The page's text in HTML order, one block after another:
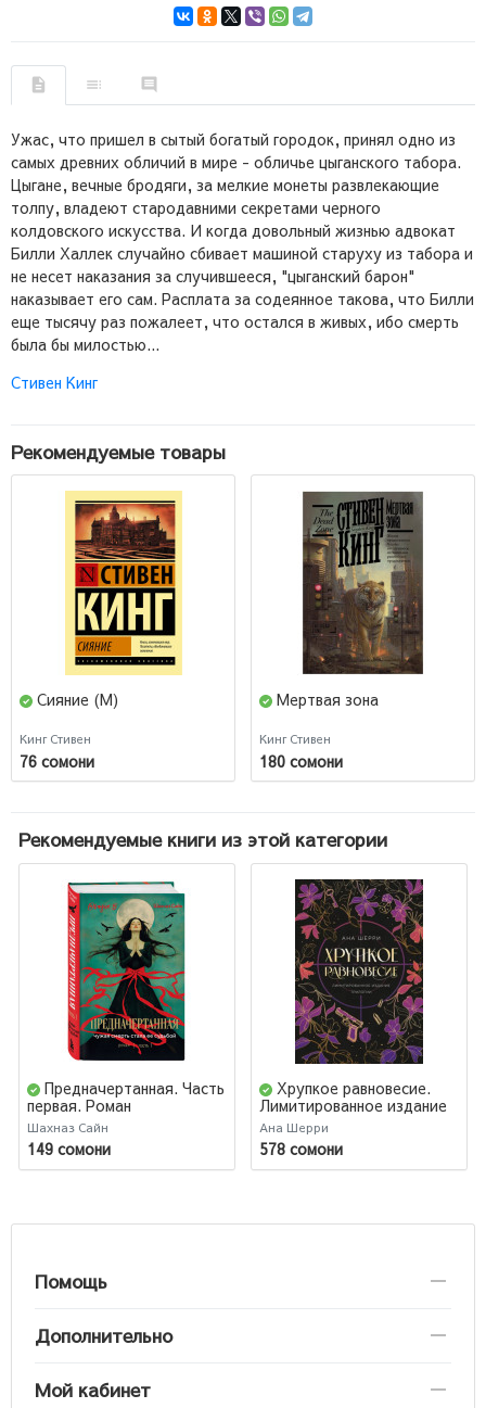
Ужас, что пришел в сытый богатый городок, принял одно из
самых древних обличий в мире - обличье цыганского табора.
Цыгане, вечные бродяги, за мелкие монеты развлекающие
толпу, владеют стародавними секретами черного
колдовского искусства. И когда довольный жизнью адвокат
Билли Халлек случайно сбивает машиной старуху из табора и
не несет наказания за случившееся, "цыганский барон"
наказывает его сам. Расплата за содеянное такова, что Билли
еще тысячу раз пожалеет, что остался в живых, ибо смерть
была бы милостью...
Стивен Кинг
Рекомендуемые товары
Сияние (М)
Кинг Стивен
76 сомони
Мертвая зона
Кинг Стивен
180 сомони
Рекомендуемые книги из этой категории
Предначертанная. Часть
первая. Роман
Шахназ Сайн
149 сомони
Хрупкое равновесие.
Лимитированное издание
трилогии
Ана Шерри
578 сомони
Помощь
Дополнительно
Мой кабинет